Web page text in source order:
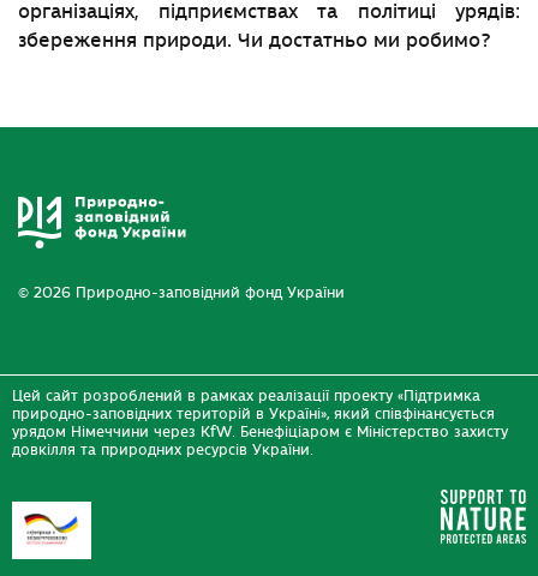
організаціях, підприємствах та політиці урядів:
збереження природи. Чи достатньо ми робимо?
© 2026 Природно-заповідний фонд України
Цей сайт розроблений в рамках реалізації проекту «Підтримка
природно-заповідних територій в Україні», який співфінансується
урядом Німеччини через KfW. Бенефіціаром є Міністерство захисту
довкілля та природних ресурсів України.